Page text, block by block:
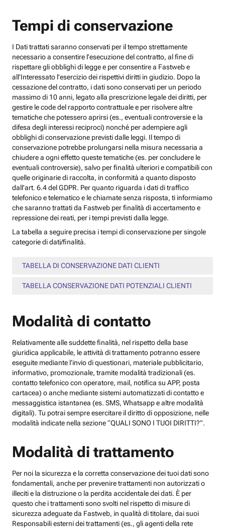
Tempi di conservazione
I Dati trattati saranno conservati per il tempo strettamente
necessario a consentire l’esecuzione del contratto, al fine di
rispettare gli obblighi di legge e per consentire a Fastweb e
all’Interessato l’esercizio dei rispettivi diritti in giudizio. Dopo la
cessazione del contratto, i dati sono conservati per un periodo
massimo di 10 anni, legato alla prescrizione legale dei diritti, per
gestire le code del rapporto contrattuale e per risolvere altre
tematiche che potessero aprirsi (es., eventuali controversie e la
difesa degli interessi reciproci) nonché per adempiere agli
obblighi di conservazione previsti dalle leggi. Il tempo di
conservazione potrebbe prolungarsi nella misura necessaria a
chiudere a ogni effetto queste tematiche (es. per concludere le
eventuali controversie), salvo per finalità ulteriori e compatibili con
quelle originarie di raccolta, in conformità a quanto disposto
dall’art. 6.4 del GDPR. Per quanto riguarda i dati di traffico
telefonico e telematico e le chiamate senza risposta, ti informiamo
che saranno trattati da Fastweb per finalità di accertamento e
repressione dei reati, per i tempi previsti dalla legge.
La tabella a seguire precisa i tempi di conservazione per singole
categorie di dati/finalità.
TABELLA DI CONSERVAZIONE DATI CLIENTI
TABELLA CONSERVAZIONE DATI POTENZIALI CLIENTI
Modalità di contatto
Relativamente alle suddette finalità, nel rispetto della base
giuridica applicabile, le attività di trattamento potranno essere
eseguite mediante l’invio di questionari, materiale pubblicitario,
informativo, promozionale, tramite modalità tradizionali (es.
contatto telefonico con operatore, mail, notifica su APP, posta
cartacea) o anche mediante sistemi automatizzati di contatto e
messaggistica istantanea (es. SMS, Whatsapp e altre modalità
digitali). Tu potrai sempre esercitare il diritto di opposizione, nelle
modalità indicate nella sezione “QUALI SONO I TUOI DIRITTI?”.
Modalità di trattamento
Per noi la sicurezza e la corretta conservazione dei tuoi dati sono
fondamentali, anche per prevenire trattamenti non autorizzati o
illeciti e la distruzione o la perdita accidentale dei dati. È per
questo che i trattamenti sono svolti nel rispetto di misure di
sicurezza adeguate da Fastweb, in qualità di titolare, dai suoi
Responsabili esterni dei trattamenti (es., gli agenti della rete